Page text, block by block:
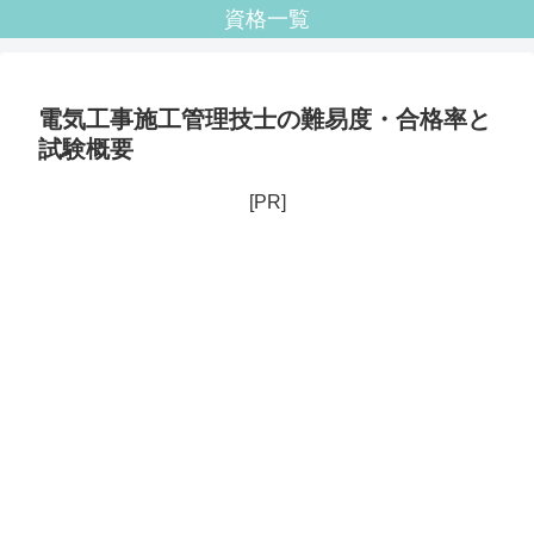
資格一覧
電気工事施工管理技士の難易度・合格率と
試験概要
[PR]